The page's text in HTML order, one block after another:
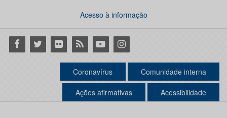
Acesso à informação
Facebook
Twitter Flickr RSS YoutubeInstagram
Coronavírus Comunidade interna
Ações afirmativas Acessibilidade